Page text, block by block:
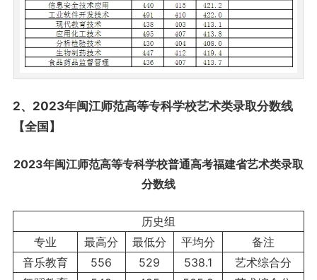
2、2023年闽江师范高等专科学校艺术类录取分数线
【全国】
2023年闽江师范高等专科学校普通高考福建省艺术类录取
分数线
历史组
专业
最高分 最低分 平均分
备注
音乐教育
556 529 538.1
艺术综合分